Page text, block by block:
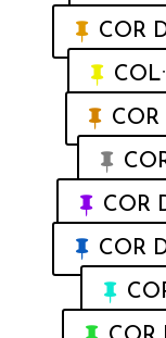
COR
COR
COR
COR